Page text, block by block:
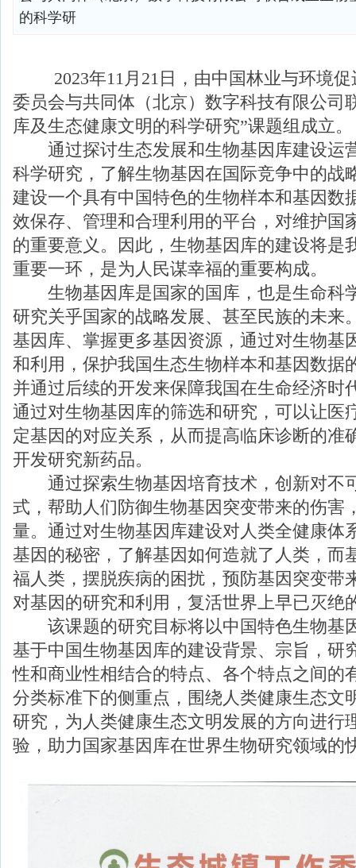
的科学研
2023年11月21日，由中国林业与环境
委员会与共同体（北京）数字科技有限公司
库及生态健康文明的科学研究”课题组成立。
通过探讨生态发展和生物基因库建设运
科学研究，了解生物基因在国际竞争中的战
建设一个具有中国特色的生物样本和基因数
效保存、管理和合理利用的平台，对维护国
的重要意义。因此，生物基因库的建设将是
重要一环，是为人民谋幸福的重要构成。
生物基因库是国家的国库，也是生命科
研究关乎国家的战略发展、甚至民族的未来
基因库、掌握更多基因资源，通过对生物基
和利用，保护我国生态生物样本和基因数据
并通过后续的开发来保障我国在生命经济时
通过对生物基因库的筛选和研究，可以让医
定基因的对应关系，从而提高临床诊断的准
开发研究新药品。
通过探索生物基因培育技术，创新对不
式，帮助人们防御生物基因突变带来的伤害
量。通过对生物基因库建设对人类全健康体
基因的秘密，了解基因如何造就了人类，而
福人类，摆脱疾病的困扰，预防基因突变带
对基因的研究和利用，复活世界上早已灭绝
该课题的研究目标将以中国特色生物基
基于中国生物基因库的建设背景、宗旨，研
性和商业性相结合的特点、各个特点之间的
分类标准下的侧重点，围绕人类健康生态文
研究，为人类健康生态文明发展的方向进行
验，助力国家基因库在世界生物研究领域的